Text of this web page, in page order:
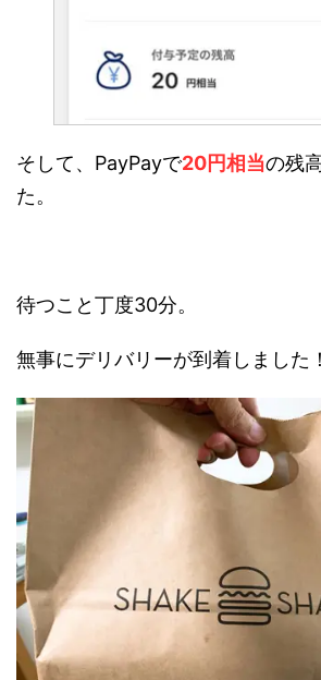
そして、PayPayで20円相当の残
た。
待つこと丁度30分。
無事にデリバリーが到着しました！